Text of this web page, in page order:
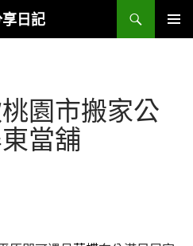
日記
園市搬家公
當舖